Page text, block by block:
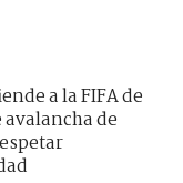
a la FIFA de
de